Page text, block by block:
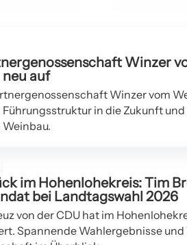
Winzer
auf
Winzer vom
Führungsstruktur in die Zukunft
im Hohenlohekreis: Tim
bei Landtagswahl 2026
von der CDU hat im
Spannende Wahlergebnisse